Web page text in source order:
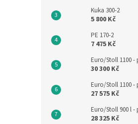
Kuka 300-2
5 800 Kč
PE 170-2
7 475 Kč
Euro/Stoll 1100 -
30 300 Kč
Euro/Stoll 1100
27 575 Kč
Euro/Stoll 900 l -
28 325 Kč